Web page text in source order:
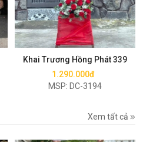
Khai Trương Hồng Phát 339
1.290.000đ
MSP: DC-3194
Mua ngay
Xem tất cả